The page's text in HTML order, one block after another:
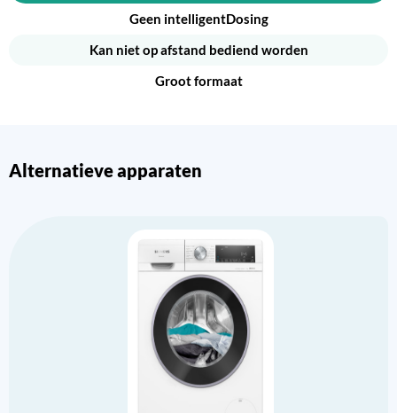
Geen intelligentDosing
Kan niet op afstand bediend worden
Groot formaat
Alternatieve apparaten